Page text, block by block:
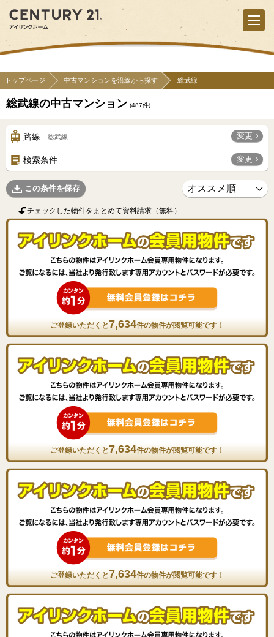
トップページ 中古マンションを沿線から探す 総武線
総武線の中古マンション (487件)
路線 総武線 変更
検索条件 変更
この条件を保存
チェックした物件をまとめて資料請求（無料）
ご登録いただくと7,634件の物件が閲覧可能です！
ご登録いただくと7,634件の物件が閲覧可能です！
ご登録いただくと7,634件の物件が閲覧可能です！